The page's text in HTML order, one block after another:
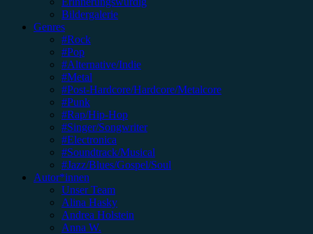
Bildergalerie
Genres
#Rock
#Pop
#Alternative/Indie
#Metal
#Post-Hardcore/Hardcore/Metalcore
#Punk
#Rap/Hip-Hop
#Singer/Songwriter
#Electronica
#Soundtrack/Musical
#Jazz/Blues/Gospel/Soul
Autor*innen
Unser Team
Alina Hasky
Andrea Holstein
Anna W.